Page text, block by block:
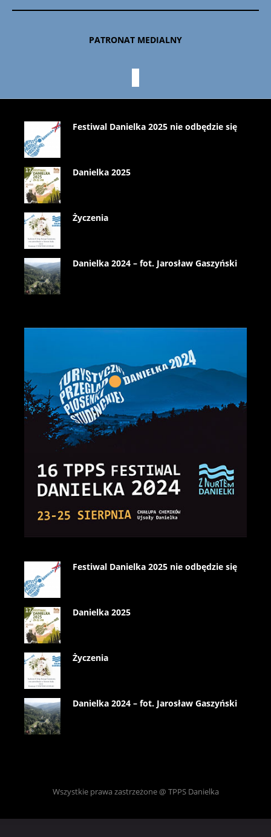
PATRONAT MEDIALNY
Festiwal Danielka 2025 nie odbędzie się
Danielka 2025
Życzenia
Danielka 2024 – fot. Jarosław Gaszyński
Festiwal Danielka 2025 nie odbędzie się
Danielka 2025
Życzenia
Danielka 2024 – fot. Jarosław Gaszyński
Wszystkie prawa zastrzeżone @ TPPS Danielka